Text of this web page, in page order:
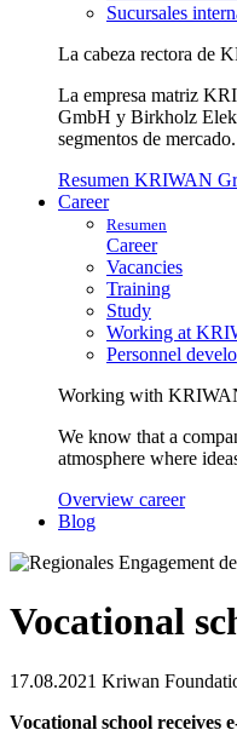
Sucursales
La cabeza rectora de
La empresa matriz
GmbH y Birkholz
segmentos de mercado.
Resumen KRIWAN
Career
Resumen
Career
Vacancies
Training
Study
Working at
Personnel
Working with
We know that a
atmosphere where
Overview career
Blog
Vocational
17.08.2021 Kriwan
Vocational school